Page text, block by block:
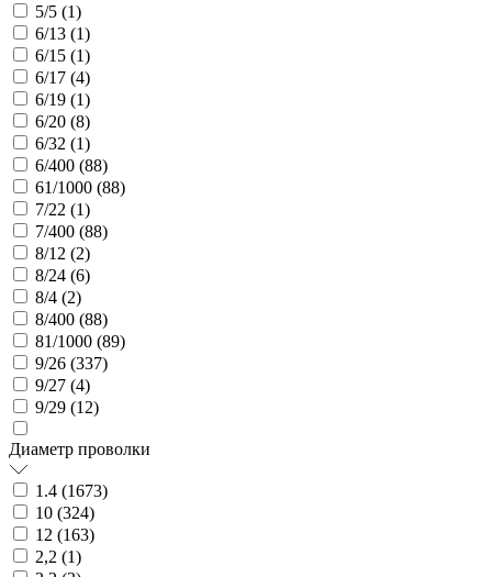
5/5 (1)
6/13 (1)
6/15 (1)
6/17 (4)
6/19 (1)
6/20 (8)
6/32 (1)
6/400 (88)
61/1000 (88)
7/22 (1)
7/400 (88)
8/12 (2)
8/24 (6)
8/4 (2)
8/400 (88)
81/1000 (89)
9/26 (337)
9/27 (4)
9/29 (12)
Диаметр проволки
1.4 (1673)
10 (324)
12 (163)
2,2 (1)